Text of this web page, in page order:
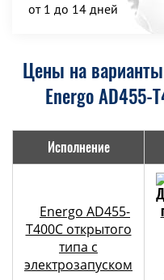
от 1 до 14 дней
Цены на варианты
Energo AD455-
Исполнение
Energo AD455-
T400C открытого
типа с
электрозапуском